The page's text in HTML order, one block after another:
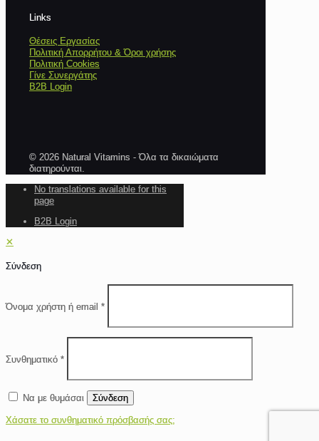
Links
Θέσεις Εργασίας
Πολιτική Απορρήτου & Όροι χρήσης
Πολιτική Cookies
Γίνε Συνεργάτης
B2B Login
© 2026 Natural Vitamins - Όλα τα δικαιώματα
διατηρούνται.
No translations available for this
page
B2B Login
✕
Σύνδεση
Όνομα χρήστη ή email *
Συνθηματικό *
Να με θυμάσαι Σύνδεση
Χάσατε το συνθηματικό πρόσβασής σας;